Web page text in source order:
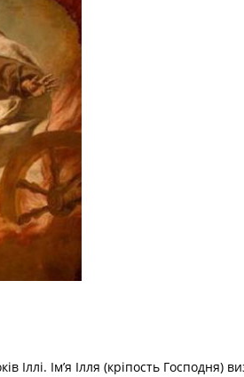
Іллі. Ім’я Ілля (кріпость